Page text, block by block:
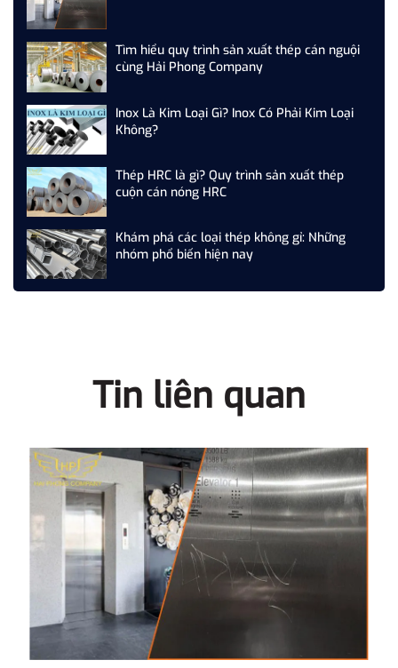
Tìm hiểu quy trình sản xuất thép cán nguội
cùng Hải Phong Company
Inox Là Kim Loại Gì? Inox Có Phải Kim Loại
Không?
Thép HRC là gì? Quy trình sản xuất thép
cuộn cán nóng HRC
Khám phá các loại thép không gỉ: Những
nhóm phổ biến hiện nay
Tin liên quan